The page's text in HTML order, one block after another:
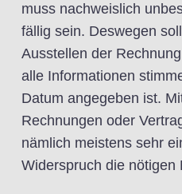
muss nachweislich
fällig sein. Deswegen
Ausstellen der
alle Informationen
Datum angegeben ist.
Rechnungen oder
nämlich meistens sehr
Widerspruch die nötigen